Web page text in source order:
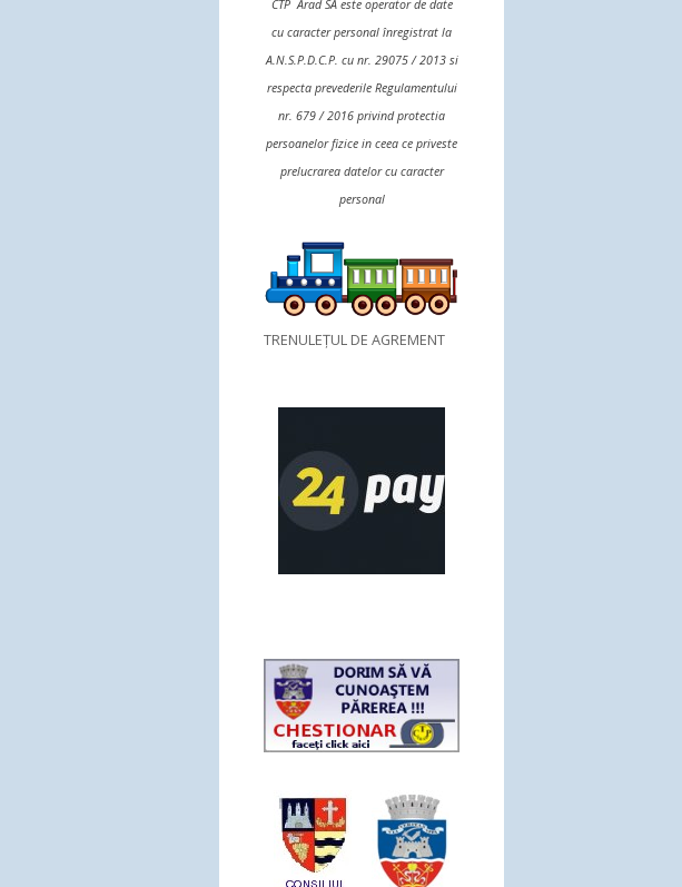
CTP Arad SA este operator de date
cu caracter personal înregistrat la
A.N.S.P.D.C.P. cu nr. 29075 / 2013 si
respecta prevederile Regulamentului
nr. 679 / 2016 privind protectia
persoanelor fizice in ceea ce priveste
prelucrarea datelor cu caracter
personal
TRENULEȚUL DE AGREMENT